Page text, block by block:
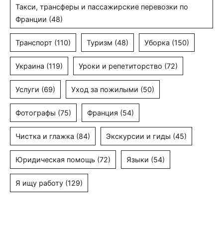
Такси, трансферы и пассажирские перевозки по
Франции (48)
Транспорт (110) Туризм (48) Уборка (150)
Украина (119) Уроки и репетиторство (72)
Услуги (69) Уход за пожилыми (50)
Фотографы (75) Франция (54)
Чистка и глажка (84) Экскурсии и гиды (45)
Юридическая помощь (72) Языки (54)
Я ищу работу (129)